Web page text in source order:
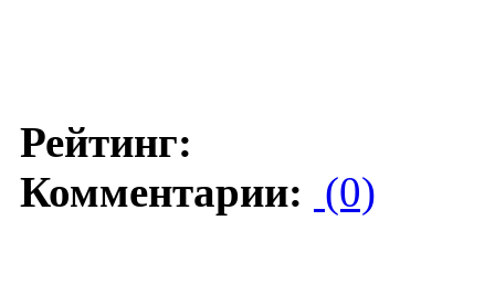
Рейтинг:
Комментарии: (0)